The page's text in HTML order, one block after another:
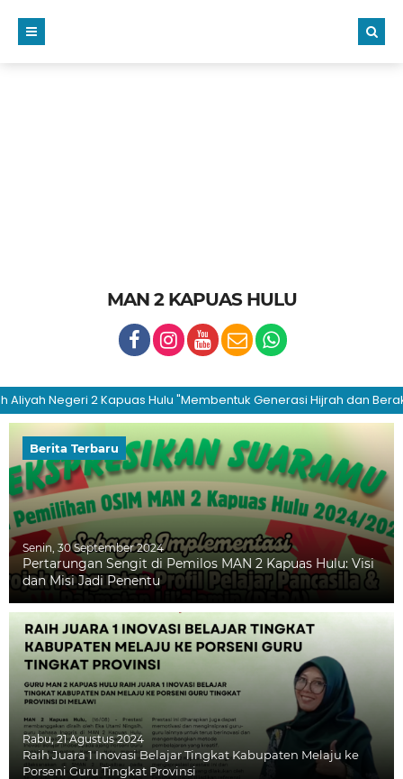
MAN 2 KAPUAS HULU
Negeri 2 Kapuas Hulu "Membentuk Generasi Hijrah dan
Berita Terbaru
Senin, 30 September 2024
Pertarungan Sengit di Pemilos MAN 2 Kapuas Hulu: Visi
dan Misi Jadi Penentu
Rabu, 21 Agustus 2024
Raih Juara 1 Inovasi Belajar Tingkat Kabupaten Melaju ke
Porseni Guru Tingkat Provinsi